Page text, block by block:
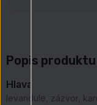
Popis produktu
Hlava
levandule, zázvor,